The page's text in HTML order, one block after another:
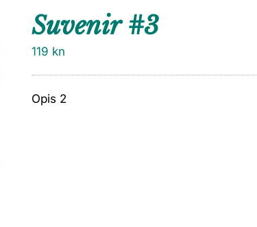
Suvenir #3
119 kn
Opis 2